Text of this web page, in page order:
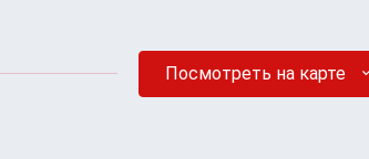
Посмотреть на карте